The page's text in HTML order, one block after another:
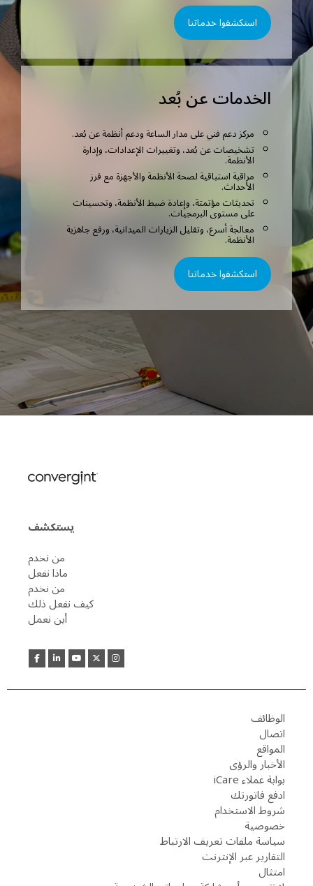
استكشفوا خدماتنا
الخدمات عن بُعد
مركز دعم فني على مدار الساعة ودعم أنظمة عن بُعد.
تشخيصات عن بُعد، وتغييرات الإعدادات، وإدارة
الأنظمة.
مراقبة استباقية لصحة الأنظمة والأجهزة مع فرز
الأحداث.
تحديثات مؤتمتة، وإعادة ضبط الأنظمة، وتحسينات
على مستوى البرمجيات.
معالجة أسرع، وتقليل الزيارات الميدانية، ورفع جاهزية
الأنظمة.
استكشفوا خدماتنا
يستكشف
من نخدم
ماذا نفعل
من نخدم
كيف نفعل ذلك
أين نعمل
الوظائف
اتصال
المواقع
الأخبار والرؤى
بوابة عملاء iCare
ادفع فاتورتك
شروط الاستخدام
خصوصية
سياسة ملفات تعريف الارتباط
التقارير عبر الإنترنت
امتثال